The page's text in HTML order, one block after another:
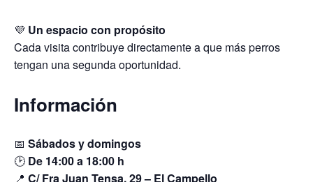
💜 Un espacio con propósito
Cada visita contribuye directamente a que más perros
tengan una segunda oportunidad.
Información
📅 Sábados y domingos
🕑 De 14:00 a 18:00 h
📍 C/ Fra Juan Tensa, 29 – El Campello